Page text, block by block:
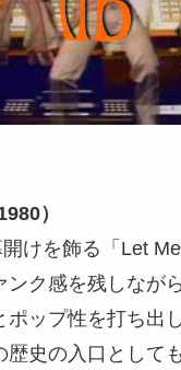
）
開けを飾る「Let
ンク感を残しなが
ポップ性を打ち出
歴史の入口として